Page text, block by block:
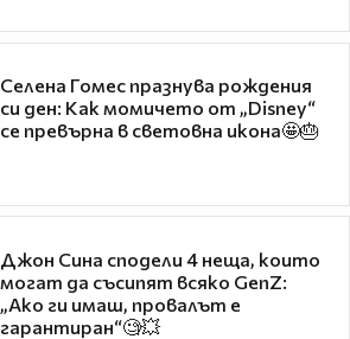
Селена Гомес празнува рождения
си ден: Как момичето от „Disney“
се превърна в световна икона🤩🎂
Джон Сина сподели 4 неща, които
могат да съсипят всяко GenZ:
„Ако ги имаш, провалът е
гарантиран“🧐💥